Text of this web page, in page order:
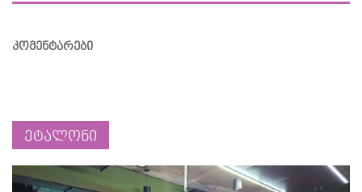
კომენტარები
ეტალონი